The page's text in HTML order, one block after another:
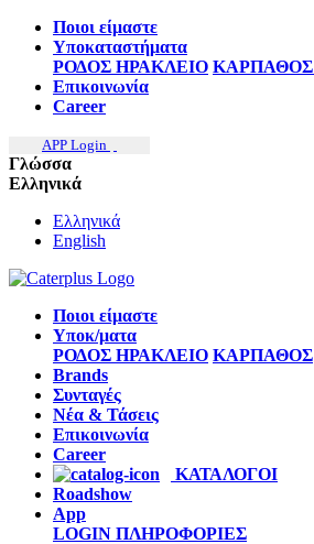
Ποιοι είμαστε
Υποκαταστήματα
ΡΟΔΟΣ ΗΡΑΚΛΕΙΟ ΚΑΡΠΑΘΟΣ
Επικοινωνία
Career
APP Login
Γλώσσα
Ελληνικά
Ελληνικά
English
Ποιοι είμαστε
Υποκ/ματα
ΡΟΔΟΣ ΗΡΑΚΛΕΙΟ ΚΑΡΠΑΘΟΣ
Brands
Συνταγές
Νέα & Τάσεις
Επικοινωνία
Career
ΚΑΤΑΛΟΓΟΙ
Roadshow
App
LOGIN ΠΛΗΡΟΦΟΡΙΕΣ